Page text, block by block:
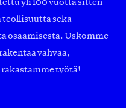
yli 100 vuotta sitten
teollisuutta sekä
osaamisesta. Uskomme
vahvaa,
työtä!